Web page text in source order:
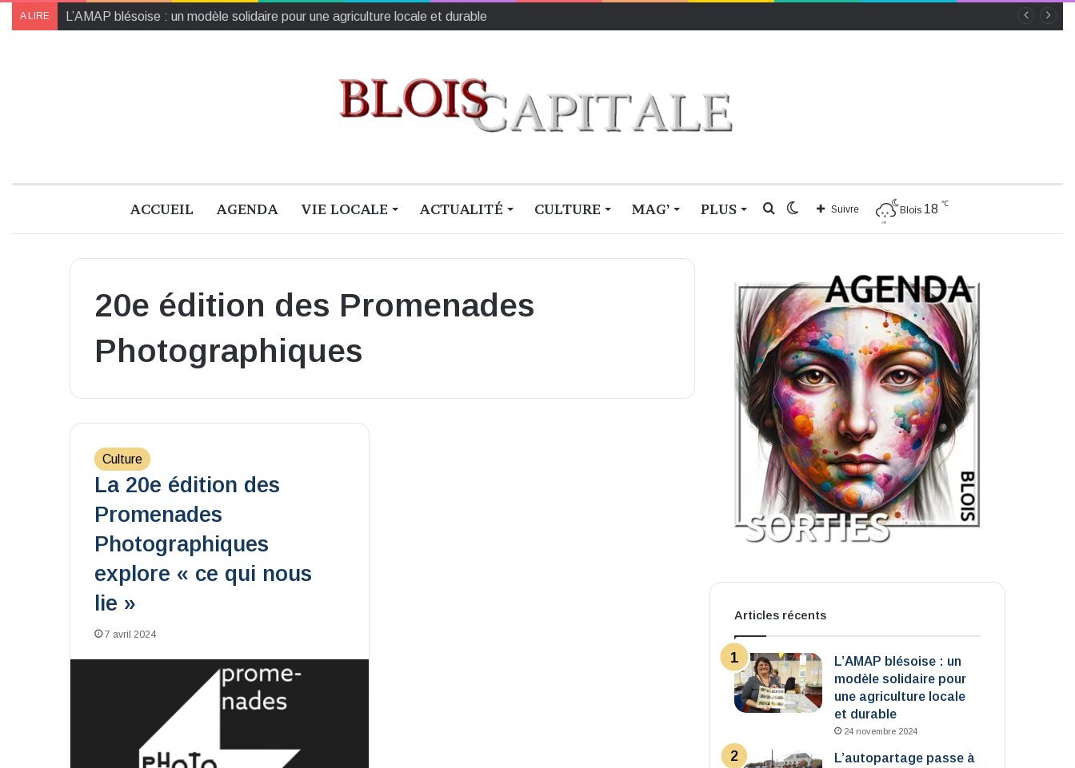
A LIRE L’AMAP blésoise : un modèle solidaire pour une agriculture locale et durable
ACCUEIL AGENDA VIE LOCALE ACTUALITÉ CULTURE MAG’ PLUS Blois 18 ℃
Suivre
Switch
Rechercher
20e édition des Promenades
Photographiques
Culture
La 20e édition des
Promenades
Photographiques
explore « ce qui nous
lie »
7 avril 2024
Articles récents
L’AMAP blésoise : un
modèle solidaire pour
une agriculture locale
et durable
24 novembre 2024
L’autopartage passe à